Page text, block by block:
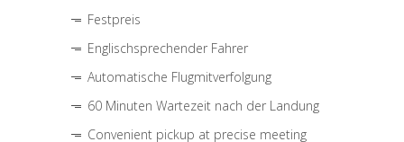
Festpreis
Englischsprechender Fahrer
Automatische Flugmitverfolgung
60 Minuten Wartezeit nach der Landung
Convenient pickup at precise meeting